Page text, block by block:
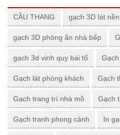
CẦU THANG gạch 3D lát
gạch 3D phòng ăn nhà bếp
gạch 3d vinh quy bái tổ
Gạch lát phòng khách Gạch
Gạch trang trí nhà mồ Gạch
Gạch tranh phong cảnh In